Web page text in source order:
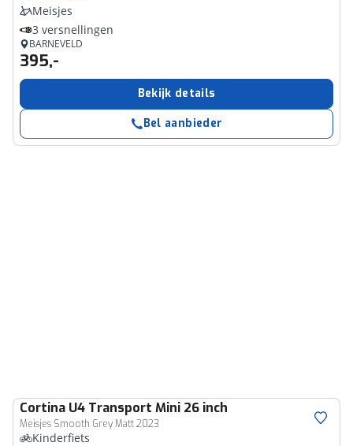
Meisjes
3 versnellingen
BARNEVELD
395,-
Bekijk details
Bel aanbieder
Cortina U4 Transport Mini 26 inch
Meisjes Smooth Grey Matt 2023
Kinderfiets